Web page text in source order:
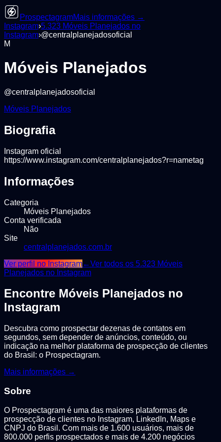
ProspectagramMais informações →
Instagram›5.323 Móveis Planejados no
Instagram›@centralplanejadosoficial
M
Móveis Planejados
@centralplanejadosoficial
Móveis Planejados
Biografia
Instagram oficial
https://www.instagram.com/centralplanejados?r=nametag
Informações
Categoria
Móveis Planejados
Conta verificada
Não
Site
centralplanejados.com.br
Ver perfil no Instagram←Ver todos os 5.323 Móveis
Planejados no Instagram
Encontre Móveis Planejados no
Instagram
Descubra como prospectar dezenas de contatos em
segundos, sem depender de anúncios, conteúdo, ou
indicação na melhor plataforma de prospecção de clientes
do Brasil: o Prospectagram.
Mais informações →
Sobre
O Prospectagram é uma das maiores plataformas de
prospecção de clientes no Instagram, LinkedIn, Maps e
CNPJ do Brasil. Com mais de 1.600 usuários, mais de
800.000 perfis prospectados e mais de 4.200 negócios